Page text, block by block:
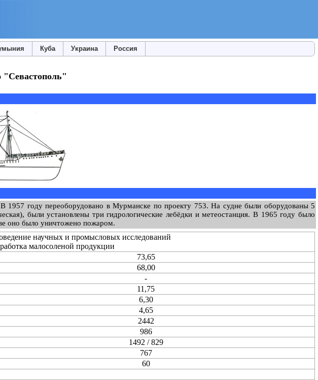
Куба Украина Россия
"Севастополь"
1957 году переоборудовано в Мурманске по проекту 753. На судне были оборудованы 5
были установлены три гидрологические лебёдки и метеостанция. В 1965 году было
оно было уничтожено пожаром.
научных и промысловых исследований
малосоленой продукции
73,65
68,00
-
11,75
6,30
4,65
2442
986
1492 / 829
767
60